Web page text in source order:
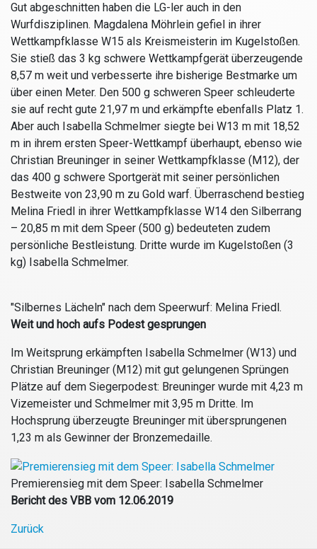
Gut abgeschnitten haben die LG-ler auch in den
Wurfdisziplinen. Magdalena Möhrlein gefiel in ihrer
Wettkampfklasse W15 als Kreismeisterin im Kugelstoßen.
Sie stieß das 3 kg schwere Wettkampfgerät überzeugende
8,57 m weit und verbesserte ihre bisherige Bestmarke um
über einen Meter. Den 500 g schweren Speer schleuderte
sie auf recht gute 21,97 m und erkämpfte ebenfalls Platz 1.
Aber auch Isabella Schmelmer siegte bei W13 m mit 18,52
m in ihrem ersten Speer-Wettkampf überhaupt, ebenso wie
Christian Breuninger in seiner Wettkampfklasse (M12), der
das 400 g schwere Sportgerät mit seiner persönlichen
Bestweite von 23,90 m zu Gold warf. Überraschend bestieg
Melina Friedl in ihrer Wettkampfklasse W14 den Silberrang
– 20,85 m mit dem Speer (500 g) bedeuteten zudem
persönliche Bestleistung. Dritte wurde im Kugelstoßen (3
kg) Isabella Schmelmer.
"Silbernes Lächeln" nach dem Speerwurf: Melina Friedl.
Weit und hoch aufs Podest gesprungen
Im Weitsprung erkämpften Isabella Schmelmer (W13) und
Christian Breuninger (M12) mit gut gelungenen Sprüngen
Plätze auf dem Siegerpodest: Breuninger wurde mit 4,23 m
Vizemeister und Schmelmer mit 3,95 m Dritte. Im
Hochsprung überzeugte Breuninger mit übersprungenen
1,23 m als Gewinner der Bronzemedaille.
Premierensieg mit dem Speer: Isabella Schmelmer
Bericht des VBB vom 12.06.2019
Zurück